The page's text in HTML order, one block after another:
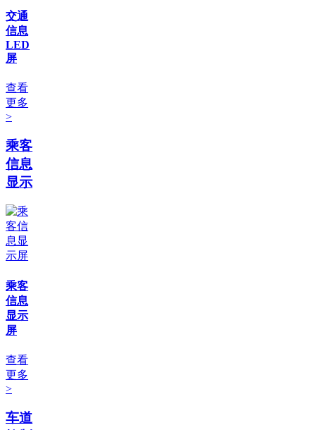
交通
信息
LED
屏
查看
更多
>
乘客
信息
显示
乘客
信息
显示
屏
查看
更多
>
车道